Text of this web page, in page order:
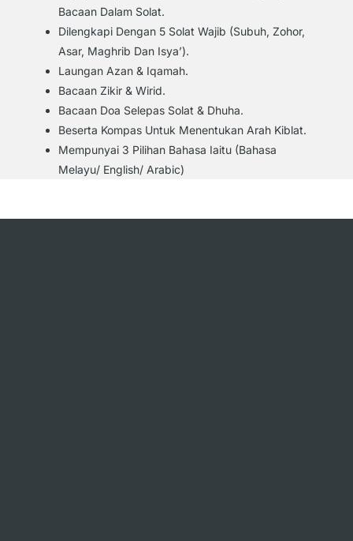
Bacaan Dalam Solat.
Dilengkapi Dengan 5 Solat Wajib (Subuh, Zohor,
Asar, Maghrib Dan Isya’).
Laungan Azan & Iqamah.
Bacaan Zikir & Wirid.
Bacaan Doa Selepas Solat & Dhuha.
Beserta Kompas Untuk Menentukan Arah Kiblat.
Mempunyai 3 Pilihan Bahasa Iaitu (Bahasa
Melayu/ English/ Arabic)